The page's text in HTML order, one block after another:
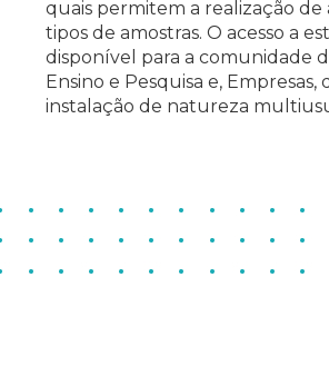
quais permitem a realização de
tipos de amostras. O acesso a
disponível para a comunidade
Ensino e Pesquisa e,
instalação de natureza